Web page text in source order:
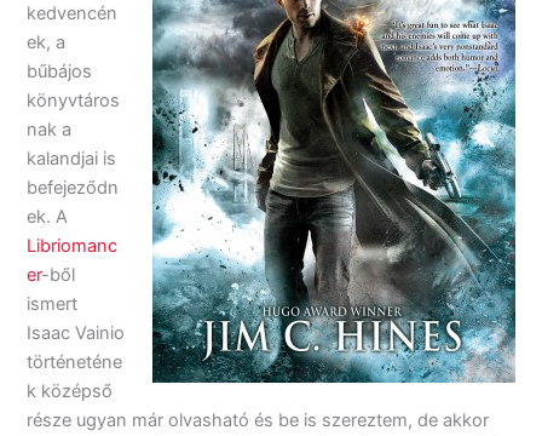
kedvencén
ek, a
bűbájos
könyvtáros
nak a
kalandjai is
befejeződn
ek. A
Libriomanc
er-ből
ismert
Isaac Vainio
történeténe
k középső
része ugyan már olvasható és be is szereztem, de akkor